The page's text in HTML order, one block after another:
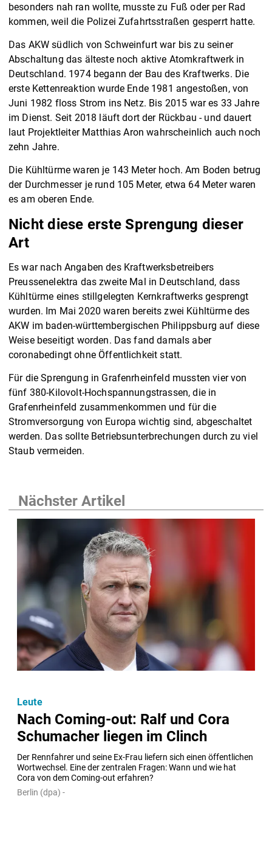
besonders nah ran wollte, musste zu Fuß oder per Rad
kommen, weil die Polizei Zufahrtsstraßen gesperrt hatte.
Das AKW südlich von Schweinfurt war bis zu seiner
Abschaltung das älteste noch aktive Atomkraftwerk in
Deutschland. 1974 begann der Bau des Kraftwerks. Die
erste Kettenreaktion wurde Ende 1981 angestoßen, von
Juni 1982 floss Strom ins Netz. Bis 2015 war es 33 Jahre
im Dienst. Seit 2018 läuft dort der Rückbau - und dauert
laut Projektleiter Matthias Aron wahrscheinlich auch noch
zehn Jahre.
Die Kühltürme waren je 143 Meter hoch. Am Boden betrug
der Durchmesser je rund 105 Meter, etwa 64 Meter waren
es am oberen Ende.
Nicht diese erste Sprengung dieser
Art
Es war nach Angaben des Kraftwerksbetreibers
Preussenelektra das zweite Mal in Deutschland, dass
Kühltürme eines stillgelegten Kernkraftwerks gesprengt
wurden. Im Mai 2020 waren bereits zwei Kühltürme des
AKW im baden-württembergischen Philippsburg auf diese
Weise beseitigt worden. Das fand damals aber
coronabedingt ohne Öffentlichkeit statt.
Für die Sprengung in Grafenrheinfeld mussten vier von
fünf 380-Kilovolt-Hochspannungstrassen, die in
Grafenrheinfeld zusammenkommen und für die
Stromversorgung von Europa wichtig sind, abgeschaltet
werden. Das sollte Betriebsunterbrechungen durch zu viel
Staub vermeiden.
Nächster Artikel
Nach Coming-out: Ralf und Cora
Schumacher liegen im Clinch
Der Rennfahrer und seine Ex-Frau liefern sich einen öffentlichen
Wortwechsel. Eine der zentralen Fragen: Wann und wie hat
Cora von dem Coming-out erfahren?
Leute
Berlin (dpa) -